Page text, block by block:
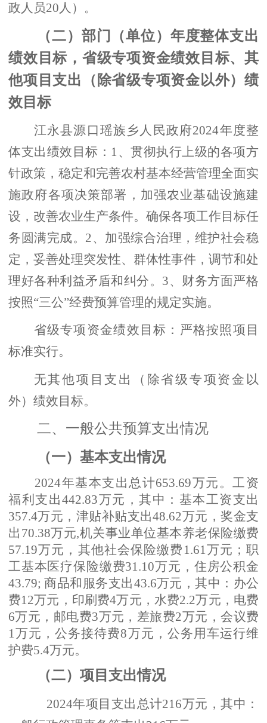
政人员20人）。
（二）部门（单位）年度整体支出
绩效目标，省级专项资金绩效目标、其
他项目支出（除省级专项资金以外）绩
效目标
江永县源口瑶族乡人民政府2024年度整
体支出绩效目标：1、贯彻执行上级的各项方
针政策，稳定和完善农村基本经营管理全面实
施政府各项决策部署，加强农业基础设施建
设，改善农业生产条件。确保各项工作目标任
务圆满完成。2、加强综合治理，维护社会稳
定，妥善处理突发性、群体性事件，调节和处
理好各种利益矛盾和纠分。3、财务方面严格
按照“三公”经费预算管理的规定实施。
省级专项资金绩效目标：严格按照项目
标准实行。
无其他项目支出（除省级专项资金以
外）绩效目标。
二、一般公共预算支出情况
（一）基本支出情况
2024年基本支出总计653.69万元。工资
福利支出442.83万元，其中：基本工资支出
357.4万元，津贴补贴支出48.62万元，奖金支
出70.38万元,机关事业单位基本养老保险缴费
57.19万元，其他社会保险缴费1.61万元；职
工基本医疗保险缴费31.10万元，住房公积金
43.79; 商品和服务支出43.6万元，其中：办公
费12万元，印刷费4万元，水费2.2万元，电费
6万元，邮电费3万元，差旅费2万元，会议费
1万元，公务接待费8万元，公务用车运行维
护费5.4万元。
（二）项目支出情况
2024年项目支出总计216万元，其中：